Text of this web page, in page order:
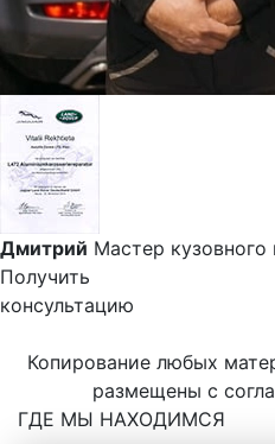
Дмитрий Мастер кузовного
Получить
консультацию
Копирование любых
размещены с
ГДЕ МЫ НАХОДИМСЯ